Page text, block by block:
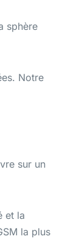
sphère
Notre
sur un
et la
la plus